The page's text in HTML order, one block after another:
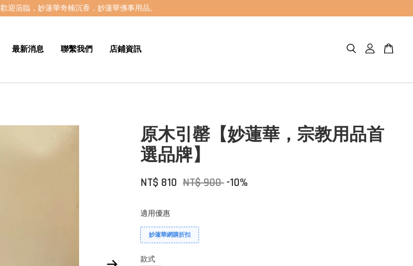
歡迎蒞臨，妙蓮華奇楠沉香，妙蓮華佛事用品。
最新消息 聯繫我們 店鋪資訊
原木引罄【妙蓮華，宗教用品首
選品牌】
NT$ 810 NT$ 900-10%
適用優惠
妙蓮華網購折扣
款式